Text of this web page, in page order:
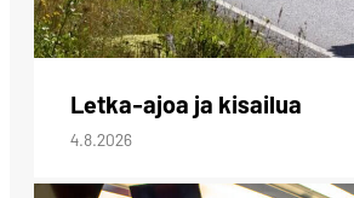
Letka-ajoa ja kisailua
4.8.2026